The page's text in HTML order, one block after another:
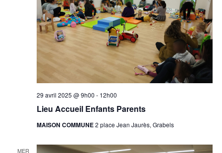
Lieu Accueil Enfants Parents
29 avril 2025 @ 9h00 - 12h00
MAISON COMMUNE2 place Jean Jaurès, Grabels
MER